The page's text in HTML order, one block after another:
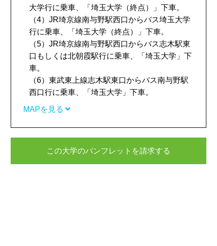
大学行に乗車、「埼玉大学（終点）」下車。
（4）JR埼京線南与野駅西口からバス埼玉大学
行に乗車、「埼玉大学（終点）」下車。
（5）JR埼京線南与野駅西口からバス志木駅東
口もしくは北朝霞駅行に乗車、「埼玉大学」下
車。
（6）東武東上線志木駅東口からバス南与野駅
西口行に乗車、「埼玉大学」下車。
MAPを見る
この大学のパンフレットを請求する